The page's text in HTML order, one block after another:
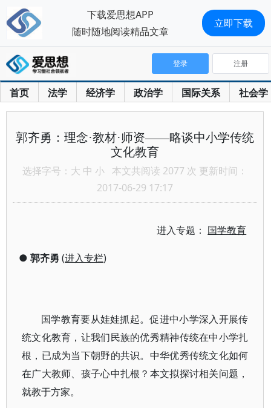
首页 法学 经济学 政治学 国际关系 社会学
登录 注册
郭齐勇：理念·教材·师资——略谈中小学传统
文化教育
选择字号： 大 中 小 本文共阅读 2077 次 更新时间：
2017-06-29 17:17
进入专题： 国学教育
● 郭齐勇 (进入专栏)
国学教育要从娃娃抓起。促进中小学深入开展传
统文化教育，让我们民族的优秀精神传统在中小学扎
根，已成为当下朝野的共识。中华优秀传统文化如何
在广大教师、孩子心中扎根？本文拟探讨相关问题，
就教于方家。
下载爱思想APP
随时随地阅读精品文章
立即下载